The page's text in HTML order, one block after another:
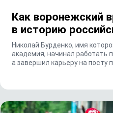
Как воронежский
в историю
Николай Бурденко, имя
академия, начинал работать
а завершил карьеру на посту